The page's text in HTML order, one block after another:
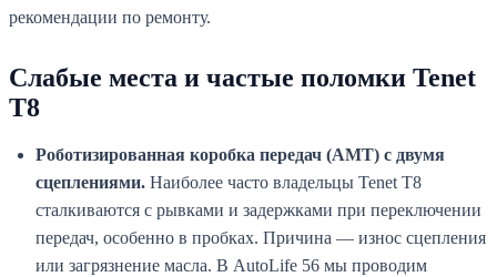
рекомендации по ремонту.
Слабые места и частые поломки Tenet
T8
Роботизированная коробка передач (AMT) с двумя
сцеплениями. Наиболее часто владельцы Tenet T8
сталкиваются с рывками и задержками при переключении
передач, особенно в пробках. Причина — износ сцепления
или загрязнение масла. В AutoLife 56 мы проводим